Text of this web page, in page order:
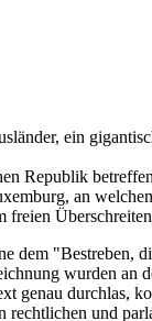
ein
Republik
an
freien
dem "Bestreben,
wurden an
genau durchlas,
und